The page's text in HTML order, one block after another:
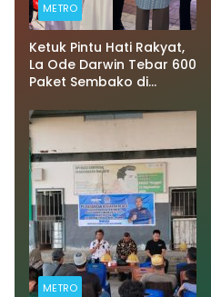
METRO
Ketuk Pintu Hati Rakyat,
La Ode Darwin Tebar 600
Paket Sembako di
METRO